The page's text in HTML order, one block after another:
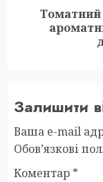
Next
Томатний
Залишити
Ваша e-mail
Обов’язкові
Коментар *